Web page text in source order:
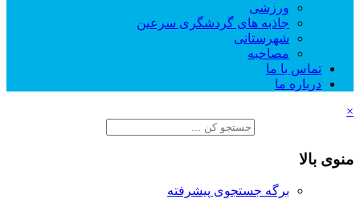
ورزشی
جاذبه های گردشگری سرعین
شهرستانی
مصاحبه
تماس با ما
درباره ما
×
منوی بالا
برگه جستجوی پیشرفته